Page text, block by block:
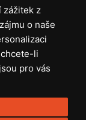
zážitek z
o naše
chcete-li
pro vás